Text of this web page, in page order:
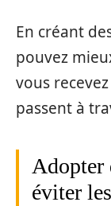
En créant
pouvez
vous
passent à
Adopter
éviter